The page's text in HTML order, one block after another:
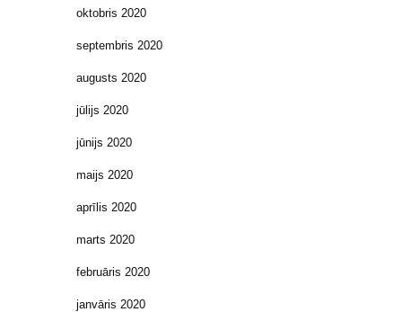
oktobris 2020
septembris 2020
augusts 2020
jūlijs 2020
jūnijs 2020
maijs 2020
aprīlis 2020
marts 2020
februāris 2020
janvāris 2020